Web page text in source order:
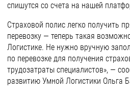
спишутся со счета на нашей
Страховой полис легко получить
перевозку — теперь такая
Логистике. Не нужно вручную
по перевозке для получения
трудозатраты специалистов», —
развитию Умной Логистики Ольга